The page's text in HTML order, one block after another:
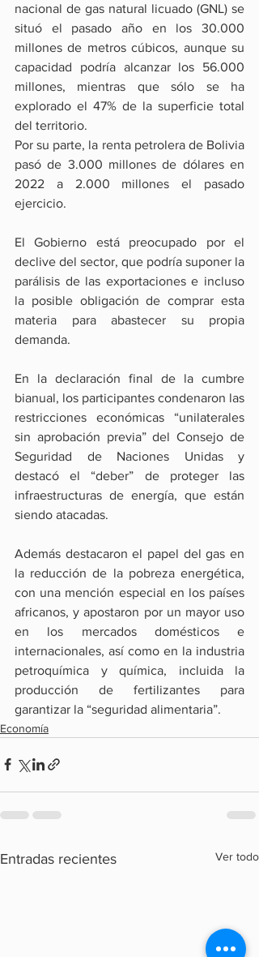
nacional de gas natural licuado (GNL) se
situó el pasado año en los 30.000
millones de metros cúbicos, aunque su
capacidad podría alcanzar los 56.000
millones, mientras que sólo se ha
explorado el 47% de la superficie total
del territorio.
Por su parte, la renta petrolera de Bolivia
pasó de 3.000 millones de dólares en
2022 a 2.000 millones el pasado
ejercicio.
El Gobierno está preocupado por el
declive del sector, que podría suponer la
parálisis de las exportaciones e incluso
la posible obligación de comprar esta
materia para abastecer su propia
demanda.
En la declaración final de la cumbre
bianual, los participantes condenaron las
restricciones económicas “unilaterales
sin aprobación previa” del Consejo de
Seguridad de Naciones Unidas y
destacó el “deber” de proteger las
infraestructuras de energía, que están
siendo atacadas.
Además destacaron el papel del gas en
la reducción de la pobreza energética,
con una mención especial en los países
africanos, y apostaron por un mayor uso
en los mercados domésticos e
internacionales, así como en la industria
petroquímica y química, incluida la
producción de fertilizantes para
garantizar la “seguridad alimentaria”.
Economía
Entradas recientes Ver todo